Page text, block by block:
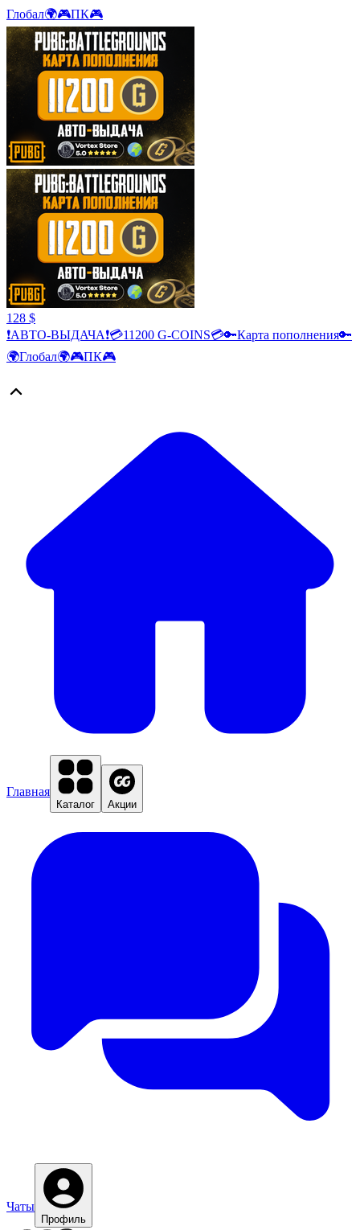
Глобал🌍🎮ПК🎮
128 $
❗АВТО-ВЫДАЧА❗💳11200 G-COINS💳🔑Карта пополнения🔑
🌍Глобал🌍🎮ПК🎮
Главная
Каталог Акции
Чаты
Профиль